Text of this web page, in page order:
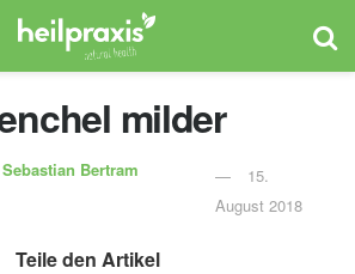
milder
Sebastian Bertram
15.
August 2018
Teile den Artikel